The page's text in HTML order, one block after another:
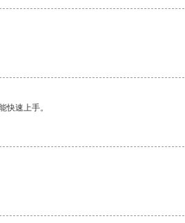
快速上手。